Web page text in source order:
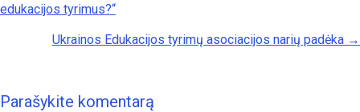
edukacijos tyrimus?“
Ukrainos Edukacijos tyrimų asociacijos narių padėka →
Parašykite komentarą